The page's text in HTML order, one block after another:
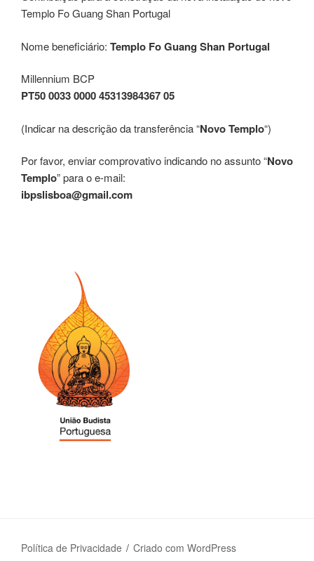
Templo Fo Guang Shan Portugal
Nome beneficiário: Templo Fo Guang Shan Portugal
Millennium BCP
PT50 0033 0000 45313984367 05
(Indicar na descrição da transferência “Novo Templo“)
Por favor, enviar comprovativo indicando no assunto “Novo
Templo” para o e-mail:
ibpslisboa@gmail.com
Política de Privacidade Criado com WordPress